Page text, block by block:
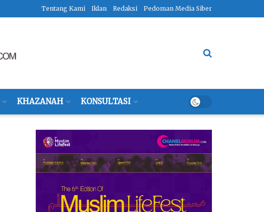
Tentang Kami Iklan Redaksi Pedoman Media Siber
KHAZANAH KONSULTASI